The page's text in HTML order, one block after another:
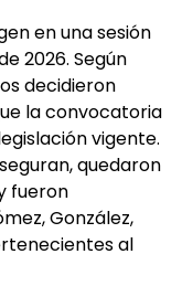
en una sesión
2026. Según
decidieron
la convocatoria
vigente.
quedaron
fueron
González,
al